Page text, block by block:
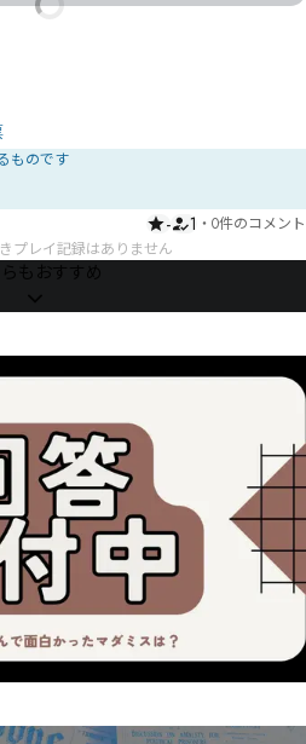
ものです
- 1 ・ 0件のコメント
プレイ記録はありません
もおすすめ